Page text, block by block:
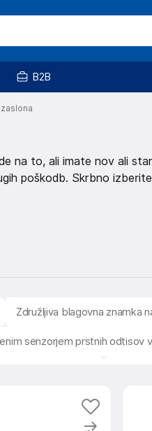
B2B
na to, ali imate nov ali
poškodb. Skrbno
Združljiva blagovna znamka
senzorjem prstnih odtisov